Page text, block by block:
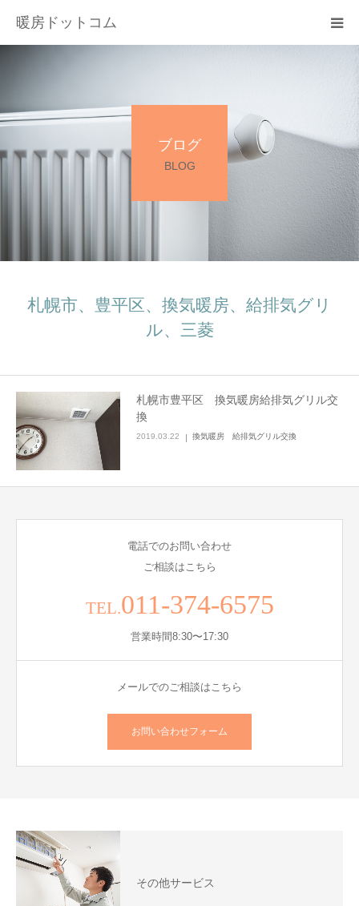
暖房ドットコム
ブログ
BLOG
札幌市、豊平区、換気暖房、給排気グリ
ル、三菱
札幌市豊平区 換気暖房給排気グリル交
換
2019.03.22 換気暖房 給排気グリル交換
電話でのお問い合わせ
ご相談はこちら
TEL.011-374-6575
営業時間8:30〜17:30
メールでのご相談はこちら
お問い合わせフォーム
その他サービス
サービス一覧
その他サービス
お問い合わせ